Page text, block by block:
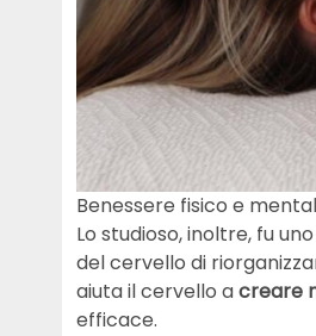
Benessere fisico e
Lo studioso, inoltre, fu
del cervello di
aiuta il cervello acreare
efficace.